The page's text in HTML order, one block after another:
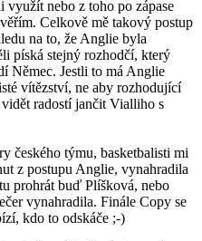
využít nebo z toho po zápase
Celkově mě takový postup
na to, že Anglie byla
píská stejný rozhodčí, který
Němec. Jestli to má Anglie
vítězství, ne aby rozhodující
radostí jančit Vialliho s
českého týmu, basketbalisti mi
z postupu Anglie, vynahradila
prohrát buď Plíšková, nebo
vynahradila. Finále Copy se
kdo to odskáče ;-)